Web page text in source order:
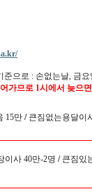
준으로 : 손없는날, 금
가므로 1시에서 늦으
15만 /큰짐없는용달이
이사 40만-2명 /큰짐있